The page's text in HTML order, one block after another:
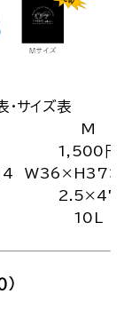
・サイズ表
M
1,500円
2.5×47
10L
）